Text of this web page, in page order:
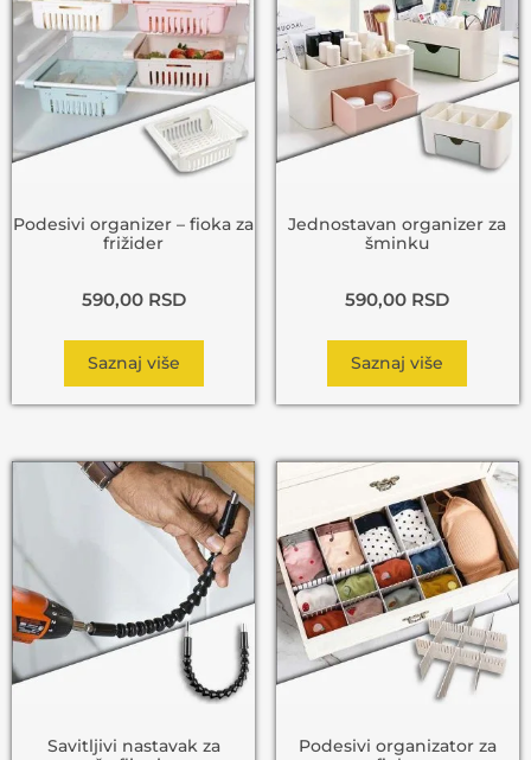
Podesivi organizer – fioka za
frižider
590,00 RSD
Saznaj više
Jednostavan organizer za
šminku
590,00 RSD
Saznaj više
Savitljivi nastavak za
Podesivi organizator za